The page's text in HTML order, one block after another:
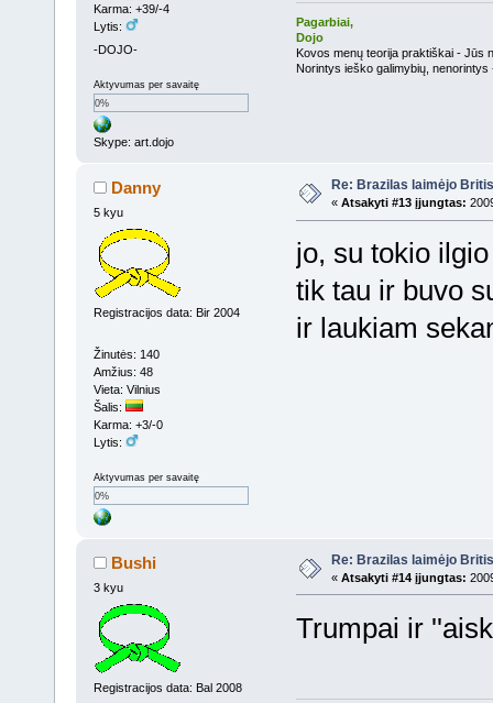
Karma: +39/-4
Lytis:
-DOJO-
Aktyvumas per savaitę
0%
Skype: art.dojo
Pagarbiai,
Dojo
Kovos menų teorija praktiškai - Jūs
Norintys ieško galimybių, nenorintys
Danny
5 kyu
Registracijos data: Bir 2004
Žinutės: 140
Amžius: 48
Vieta: Vilnius
Šalis:
Karma: +3/-0
Lytis:
Aktyvumas per savaitę
0%
Re: Brazilas laimėjo
« Atsakyti #13 įjungtas:
jo, su tokio
tik tau ir buvo
ir laukiam
Bushi
3 kyu
Registracijos data: Bal 2008
Re: Brazilas laimėjo
« Atsakyti #14 įjungtas:
Trumpai ir